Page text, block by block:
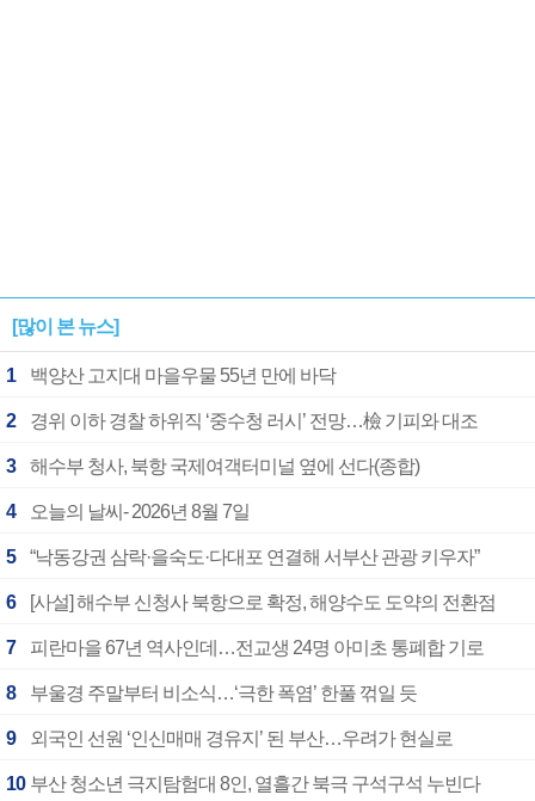
[많이 본 뉴스]
1 백양산 고지대 마을우물 55년 만에 바닥
2 경위 이하 경찰 하위직 ‘중수청 러시’ 전망…檢 기피와 대조
3 해수부 청사, 북항 국제여객터미널 옆에 선다(종합)
4 오늘의 날씨- 2026년 8월 7일
5 “낙동강권 삼락·을숙도·다대포 연결해 서부산 관광 키우자”
6 [사설] 해수부 신청사 북항으로 확정, 해양수도 도약의 전환점
7 피란마을 67년 역사인데…전교생 24명 아미초 통폐합 기로
8 부울경 주말부터 비소식…‘극한 폭염’ 한풀 꺾일 듯
9 외국인 선원 ‘인신매매 경유지’ 된 부산…우려가 현실로
10 부산 청소년 극지탐험대 8인, 열흘간 북극 구석구석 누빈다